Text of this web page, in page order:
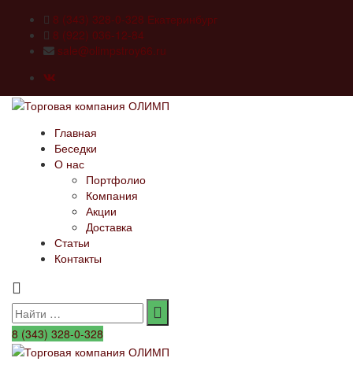
8 (343) 328-0-328 Екатеринбург
8 (922) 036-12-84
sale@olimpstroy66.ru
Главная
Беседки
О нас
Портфолио
Компания
Акции
Доставка
Статьи
Контакты
Search
for:
8 (343) 328-0-328